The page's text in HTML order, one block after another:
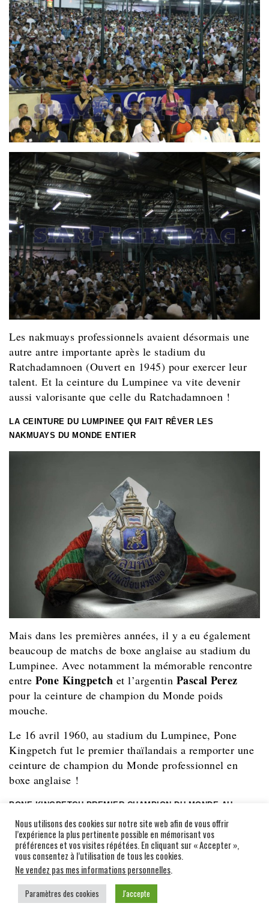
Les nakmuays professionnels avaient désormais une
autre antre importante après le stadium du
Ratchadamnoen (Ouvert en 1945) pour exercer leur
talent. Et la ceinture du Lumpinee va vite devenir
aussi valorisante que celle du Ratchadamnoen !
LA CEINTURE DU LUMPINEE QUI FAIT RÊVER LES
NAKMUAYS DU MONDE ENTIER
Mais dans les premières années, il y a eu également
beaucoup de matchs de boxe anglaise au stadium du
Lumpinee. Avec notamment la mémorable rencontre
entre Pone Kingpetch et l’argentin Pascal Perez
pour la ceinture de champion du Monde poids
mouche.
Le 16 avril 1960, au stadium du Lumpinee, Pone
Kingpetch fut le premier thaïlandais a remporter une
ceinture de champion du Monde professionnel en
boxe anglaise !
PONE KINGPETCH PREMIER CHAMPION DU MONDE AU
STADIUM DU LUMPINEE
Nous utilisons des cookies sur notre site web afin de vous offrir
l’expérience la plus pertinente possible en mémorisant vos
préférences et vos visites répétées. En cliquant sur « Accepter »,
vous consentez à l’utilisation de tous les cookies.
Ne vendez pas mes informations personnelles.
Paramètres des cookies J'accepte